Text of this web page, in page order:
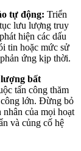
tự động: Triển
lưu lượng truy
hiện các dấu
tin hoặc mức sử
ứng kịp thời.
bất
tấn công thăm
lớn. Đừng bỏ
của mọi hoạt
và củng cố hệ